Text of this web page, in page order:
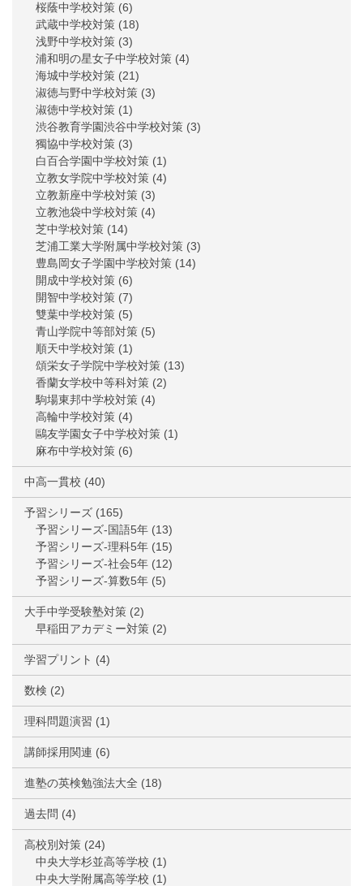
桜蔭中学校対策 (6)
武蔵中学校対策 (18)
浅野中学校対策 (3)
浦和明の星女子中学校対策 (4)
海城中学校対策 (21)
淑徳与野中学校対策 (3)
淑徳中学校対策 (1)
渋谷教育学園渋谷中学校対策 (3)
獨協中学校対策 (3)
白百合学園中学校対策 (1)
立教女学院中学校対策 (4)
立教新座中学校対策 (3)
立教池袋中学校対策 (4)
芝中学校対策 (14)
芝浦工業大学附属中学校対策 (3)
豊島岡女子学園中学校対策 (14)
開成中学校対策 (6)
開智中学校対策 (7)
雙葉中学校対策 (5)
青山学院中等部対策 (5)
順天中学校対策 (1)
頌栄女子学院中学校対策 (13)
香蘭女学校中等科対策 (2)
駒場東邦中学校対策 (4)
高輪中学校対策 (4)
鷗友学園女子中学校対策 (1)
麻布中学校対策 (6)
中高一貫校 (40)
予習シリーズ (165)
予習シリーズ-国語5年 (13)
予習シリーズ-理科5年 (15)
予習シリーズ-社会5年 (12)
予習シリーズ-算数5年 (5)
大手中学受験塾対策 (2)
早稲田アカデミー対策 (2)
学習プリント (4)
数検 (2)
理科問題演習 (1)
講師採用関連 (6)
進塾の英検勉強法大全 (18)
過去問 (4)
高校別対策 (24)
中央大学杉並高等学校 (1)
中央大学附属高等学校 (1)